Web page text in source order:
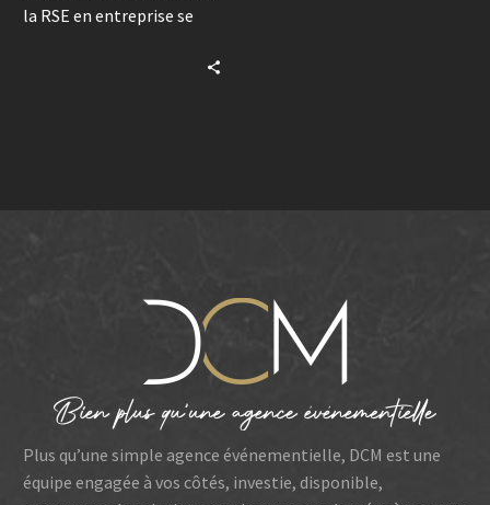
la RSE en entreprise se
Plus qu’une simple agence événementielle, DCM est une
équipe engagée à vos côtés, investie, disponible,